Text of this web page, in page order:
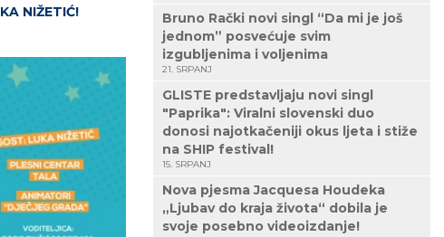
NIŽETIĆ!
Bruno Rački novi singl “Da mi je još
jednom” posvećuje svim
izgubljenima i voljenima
21. SRPANJ
GLISTE predstavljaju novi singl
"Paprika": Viralni slovenski duo
donosi najotkačeniji okus ljeta i stiže
na SHIP festival!
15. SRPANJ
Nova pjesma Jacquesa Houdeka
„Ljubav do kraja života“ dobila je
svoje posebno videoizdanje!